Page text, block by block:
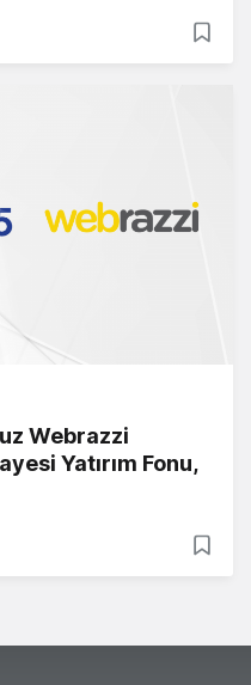
Webrazzi
Yatırım Fonu,